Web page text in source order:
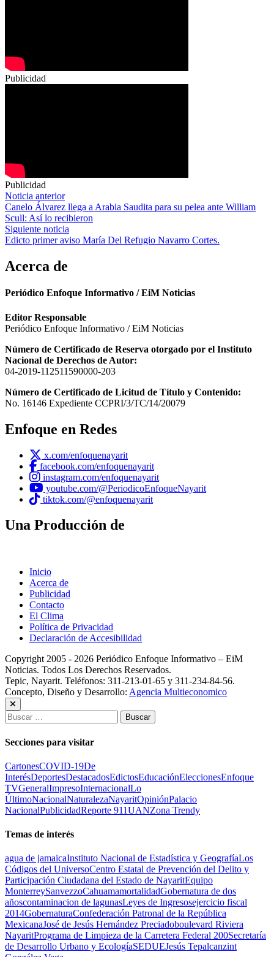
Publicidad
Publicidad
Navegación
de
entradas
Noticia anterior
Canelo Álvarez llega a Arabia Saudita para su pelea ante William
Scull: Así lo recibieron
Siguiente noticia
Edicto primer aviso María Del Refugio Navarro Cortes.
Acerca de
Periódico Enfoque Informativo / EiM Noticias
Editor Responsable
Periódico Enfoque Informativo / EiM Noticias
Número de Certificado de Reserva otorgado por el Instituto
Nacional de Derechos de Autor:
04-2019-112511590000-203
Número de Certificado de Licitud de Título y Contenido:
No. 16146 Expediente CCPRI/3/TC/14/20079
Enfoque en Redes
x.com/enfoquenayarit
facebook.com/enfoquenayarit
instagram.com/enfoquenayarit
youtube.com/@PeriodicoEnfoqueNayarit
tiktok.com/@enfoquenayarit
Una Producción de
Inicio
Acerca de
Publicidad
Contacto
El Clima
Política de Privacidad
Declaración de Accesibilidad
Copyright 2005 - 2026 Periódico Enfoque Informativo – EiM
Noticias. Todos Los Derechos Reservados.
Tepic, Nayarit. Teléfonos: 311-213-01-65 y 311-234-84-56.
Concepto, Diseño y Desarrollo: Agencia Multieconomico
Buscar:
Secciones para visitar
CartonesCOVID-19De
InterésDeportesDestacadosEdictosEducaciónEleccionesEnfoque
TVGeneralImpresoInternacionalLo
ÚltimoNacionalNaturalezaNayaritOpiniónPalacio
NacionalPublicidadReporte 911UANZona Trendy
Temas de interés
agua de jamaicaInstituto Nacional de Estadística y GeografíaLos
Códigos del UniversoCentro Estatal de Prevención del Delito y
Participación Ciudadana del Estado de NayaritEquipo
MonterreySanvezzoCahuamamortalidadGobernatura de dos
añoscontaminacion de lagunasLeyes de Ingresosejercicio fiscal
2014GobernaturaConfederación Patronal de la República
MexicanaJosé de Jesús Hernández Preciadoboulevard Riviera
NayaritPrograma de Limpieza de la Carretera Federal 200Secretaría
de Desarrollo Urbano y EcologíaSEDUEJesús Tepalcanzint